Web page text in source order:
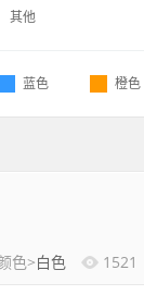
其他
蓝色 橙色
色>白色 1521